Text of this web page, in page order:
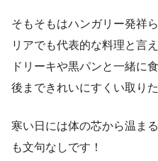
そもそもはハンガリー発祥
リアでも代表的な料理と言
ドリーキや黒パンと一緒に
後まできれいにすくい取り
寒い日には体の芯から温ま
も文句なしです！